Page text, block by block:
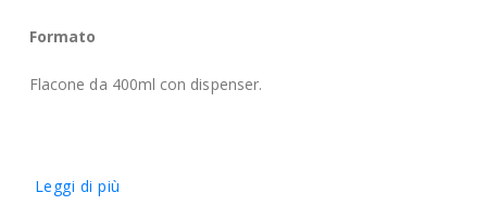
Formato
Flacone da 400ml con dispenser.
Leggi di più